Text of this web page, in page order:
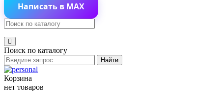
Написать в MAX
Поиск по каталогу
Найти
Корзина
нет товаров